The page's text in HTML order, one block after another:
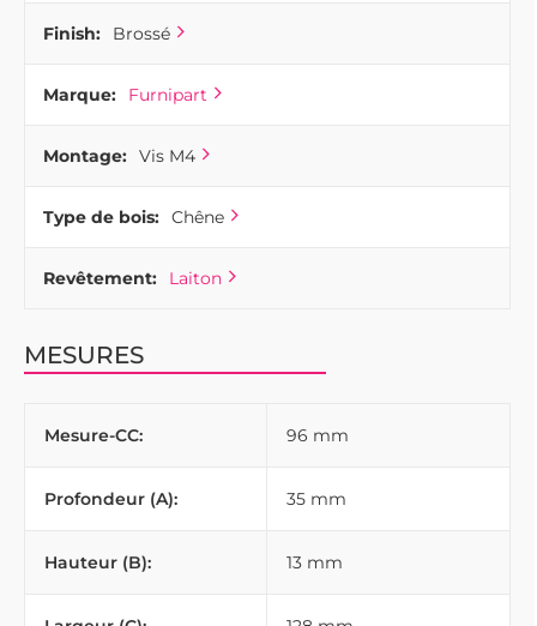
Finish: Brossé
Marque: Furnipart
Montage: Vis M4
Type de bois: Chêne
Revêtement: Laiton
MESURES
Mesure-CC: 96 mm
Profondeur (A): 35 mm
Hauteur (B): 13 mm